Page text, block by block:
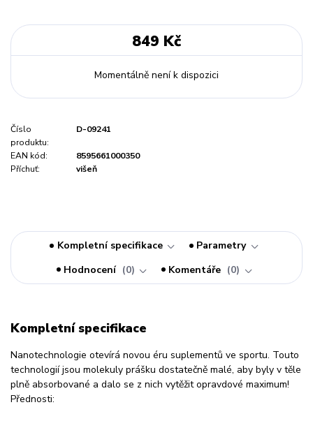
849 Kč
Momentálně není k dispozici
Číslo
produktu:
D-09241
EAN kód:
8595661000350
Příchuť:
višeň
Kompletní specifikace
Parametry
Hodnocení
0 Komentáře 0
Kompletní specifikace
Nanotechnologie otevírá novou éru suplementů ve sportu. Touto
technologií jsou molekuly prášku dostatečně malé, aby byly v těle
plně absorbované a dalo se z nich vytěžit opravdové maximum!
Přednosti: